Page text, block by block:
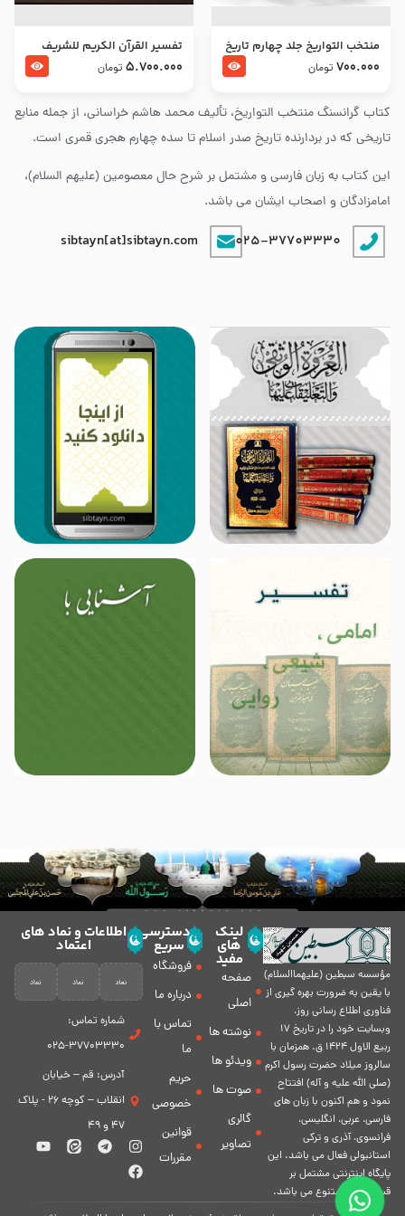
کتاب گرانسنگ منتخب التواريخ، تألیف محمد هاشم خراسانی، از جمله منابع
تاریخی که در بردارنده تاریخ صدر اسلام تا سده چهارم هجری قمری است.
این کتاب به زبان فارسی و مشتمل بر شرح حال معصومین (علیهم السلام)،
امامزادگان و اصحاب ایشان می باشد.
025-37703330
sibtayn[at]sibtayn.com
منتخب التواریخ جلد چهارم تاریخ
امام زین العابدین و امام محمد
700.000 تومان
تفسير القرآن الكريم للشريف
المرتضي قدس سرّه
5.700.000 تومان
مؤسسه سبطين (عليهماالسلام)
با يقين به ضرورت بهره گیرى از
فناورى اطلاع رسانى روز،
وبسایت خود را در تاريخ 17
ربيع الاول 1424 ق. همزمان با
سالروز ميلاد حضرت رسول اكرم
(صلی الله علیه و آله) افتتاح
نمود و هم اكنون با زبان های
فارسی، عربى، انگلیسی،
فرانسوی، آذری و ترکی
استانبولی فعال مى باشد. اين
پايگاه اينترنتى مشتمل بر
قسمت هاى متنوع مى باشد.
لینک
های
مفید
صفحه
اصلی
نوشته ها
ویدئو ها
صوت ها
گالری
تصاویر
دسترسی
سریع
فروشگاه
درباره ما
تماس با
ما
حریم
خصوصی
قوانین
مقررات
اطلاعات و نماد های
اعتماد
شماره تماس:
37703330-025
آدرس: قم – خیابان
انقلاب – کوچه 26 - پلاک
47 و 49